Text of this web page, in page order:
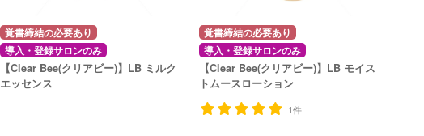
覚書締結の必要あり
導入・登録サロンのみ
【Clear Bee(クリアビー)】LB ミルク
エッセンス
覚書締結の必要あり
導入・登録サロンのみ
【Clear Bee(クリアビー)】LB モイス
トムースローション
1件